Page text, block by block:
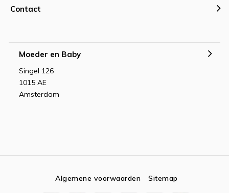
Contact
Moeder en Baby
Singel 126
1015 AE
Amsterdam
Algemene voorwaarden Sitemap